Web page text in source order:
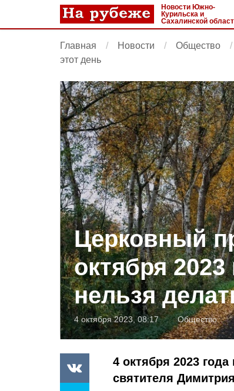
Новости Южно-
Курильска и
Сахалинской
Главная Новости Общество
этот день
Церковный
октября 2023
нельзя
4 октября 2023, 08:17 Общество
4 октября 2023
святителя